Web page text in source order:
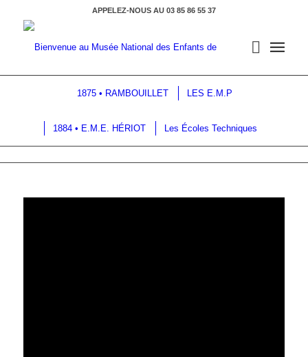
APPELEZ-NOUS AU 03 85 86 55 37
1875 • RAMBOUILLET LES E.M.P
1884 • E.M.E. HÉRIOT Les Écoles Techniques